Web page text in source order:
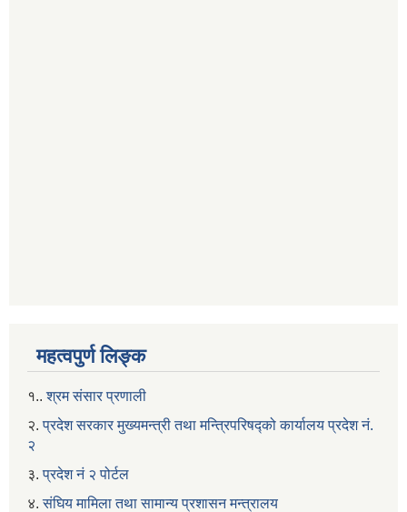
महत्वपुर्ण लिङ्क
१..श्रम संसार प्रणाली
२. प्रदेश सरकार मुख्यमन्त्री तथा मन्त्रिपरिषद्को कार्यालय प्रदेश नं.
२
३.प्रदेश नं २ पोर्टल
४.संघिय मामिला तथा सामान्य प्रशासन मन्त्रालय